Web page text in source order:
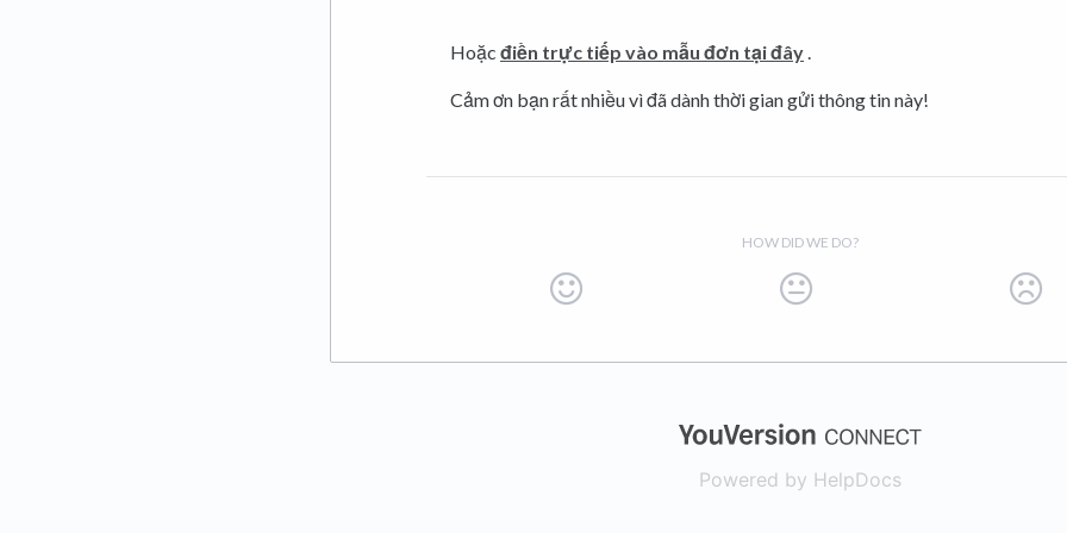
Hoặc điền trực tiếp vào mẫu đơn tại đây
Cảm ơn bạn rất nhiều vì đã dành thời gian gửi thông tin này!
HOW DID WE DO?
(opens in a new
Powered by HelpDocs